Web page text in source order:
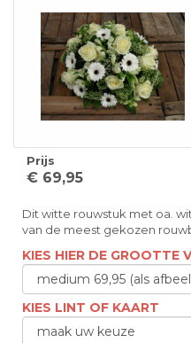
Prijs
€ 69,95
Dit witte rouwstuk met oa.
van de meest gekozen
KIES HIER DE GROOTTE
KIES LINT OF KAART